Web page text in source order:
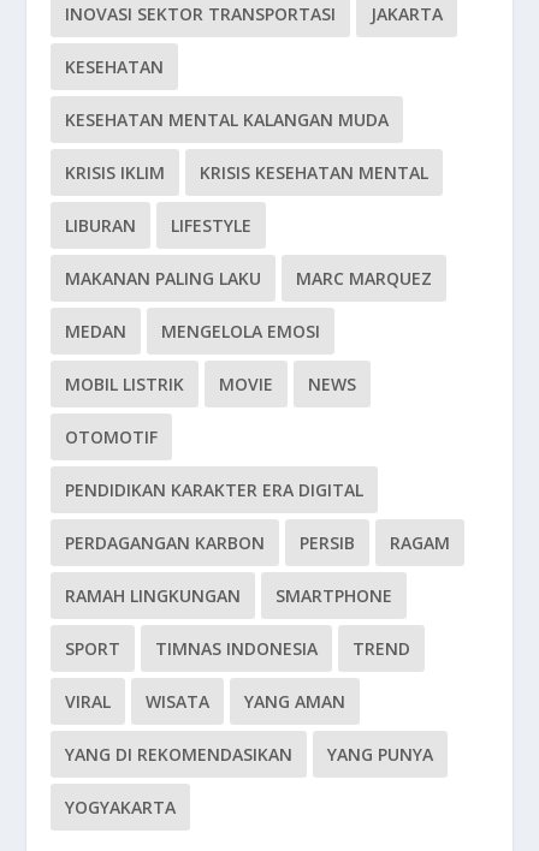
INOVASI SEKTOR TRANSPORTASI JAKARTA
KESEHATAN
KESEHATAN MENTAL KALANGAN MUDA
KRISIS IKLIM KRISIS KESEHATAN MENTAL
LIBURAN LIFESTYLE
MAKANAN PALING LAKU MARC MARQUEZ
MEDAN MENGELOLA EMOSI
MOBIL LISTRIK MOVIE NEWS
OTOMOTIF
PENDIDIKAN KARAKTER ERA DIGITAL
PERDAGANGAN KARBON PERSIB RAGAM
RAMAH LINGKUNGAN SMARTPHONE
SPORT TIMNAS INDONESIA TREND
VIRAL WISATA YANG AMAN
YANG DI REKOMENDASIKAN YANG PUNYA
YOGYAKARTA